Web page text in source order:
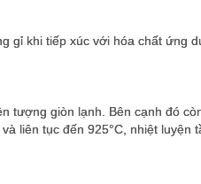
gỉ khi tiếp xúc với hóa chất ứng
tượng giòn lạnh. Bên cạnh đó
liên tục đến 925°C, nhiệt luyện